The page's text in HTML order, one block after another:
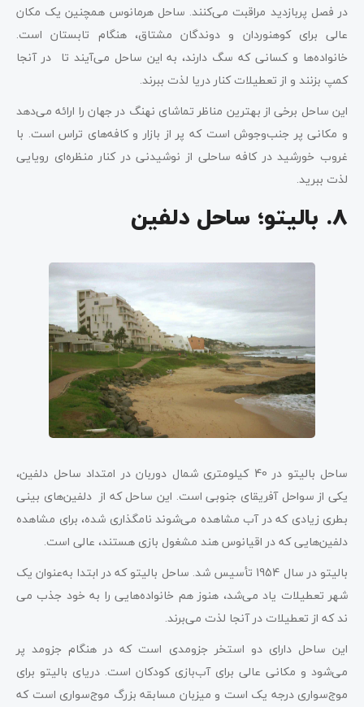
در فصل پربازدید مراقبت می‌کنند. ساحل هرمانوس همچنین یک مکان
عالی برای کوهنوردان و دوندگان مشتاق، هنگام تابستان است.
خانواده‌ها و کسانی که سگ دارند، به این ساحل می‌آیند تا در آنجا
کمپ بزنند و از تعطیلات کنار دریا لذت ببرند.
این ساحل برخی از بهترین مناظر تماشای نهنگ در جهان را ارائه می‌دهد
و مکانی پر جنب‌وجوش است که پر از بازار و کافه‌های تراس است. با
غروب خورشید در کافه ساحلی از نوشیدنی در کنار منظره‌ای رویایی
لذت ببرید.
8. بالیتو؛ ساحل دلفین
ساحل بالیتو در 40 کیلومتری شمال دوربان در امتداد ساحل دلفین،
یکی از سواحل آفریقای جنوبی است. این ساحل که از دلفین‌های بینی
بطری زیادی که در آب مشاهده می‌شوند نامگذاری شده،‌ برای مشاهده
دلفین‌هایی که در اقیانوس هند مشغول بازی هستند، عالی است.
بالیتو در سال 1954 تأسیس شد. ساحل بالیتو که در ابتدا به‌عنوان یک
شهر تعطیلات یاد می‌شد، هنوز هم خانواده‌هایی را به خود جذب می
‌ند که از تعطیلات در آنجا لذت می‌برند.
این ساحل دارای دو استخر جزومدی است که در هنگام جزومد پر
می‌شود و مکانی عالی برای آب‌بازی کودکان است. دریای بالیتو برای
موج‌سواری درجه یک است و میزبان مسابقه بزرگ موج‌سواری است که